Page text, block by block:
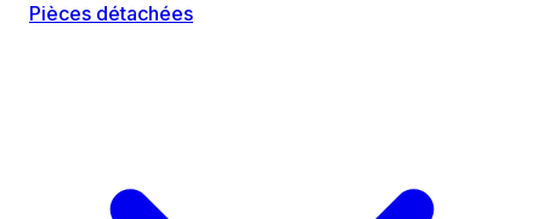
Pièces détachées